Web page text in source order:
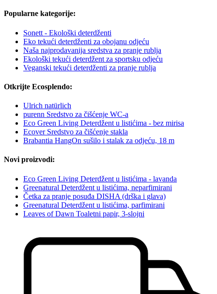
Popularne kategorije:
Sonett - Ekološki deterdženti
Eko tekući deterdženti za obojanu odjeću
Naša najprodavanija sredstva za pranje rublja
Ekološki tekući deterdžent za sportsku odjeću
Veganski tekući deterdženti za pranje rublja
Otkrijte Ecosplendo:
Ulrich natürlich
purenn Sredstvo za čišćenje WC-a
Eco Green Living Deterdžent u listićima - bez mirisa
Ecover Sredstvo za čišćenje stakla
Brabantia HangOn sušilo i stalak za odjeću, 18 m
Novi proizvodi:
Eco Green Living Deterdžent u listićima - lavanda
Greenatural Deterdžent u listićima, neparfimirani
Četka za pranje posuđa DISHA (drška i glava)
Greenatural Deterdžent u listićima, parfimirani
Leaves of Dawn Toaletni papir, 3-slojni